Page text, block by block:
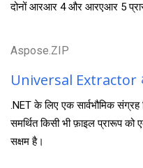
दोनों आरआर 4 और आरएआर 5
Aspose.ZIP
Universal Extractor
.NET के लिए एक सार्वभौमिक
समर्थित किसी भी फ़ाइल प्रारूप को
सक्षम है।